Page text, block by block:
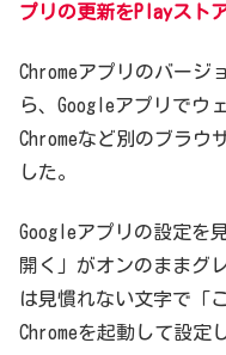
プリの更新をPlayスト
Chromeアプリのバージ
ら、Googleアプリでウ
Chromeなど別のブラウ
した。
Googleアプリの設定を
開く」がオンのままグ
は見慣れない文字で「
Chromeを起動して設定